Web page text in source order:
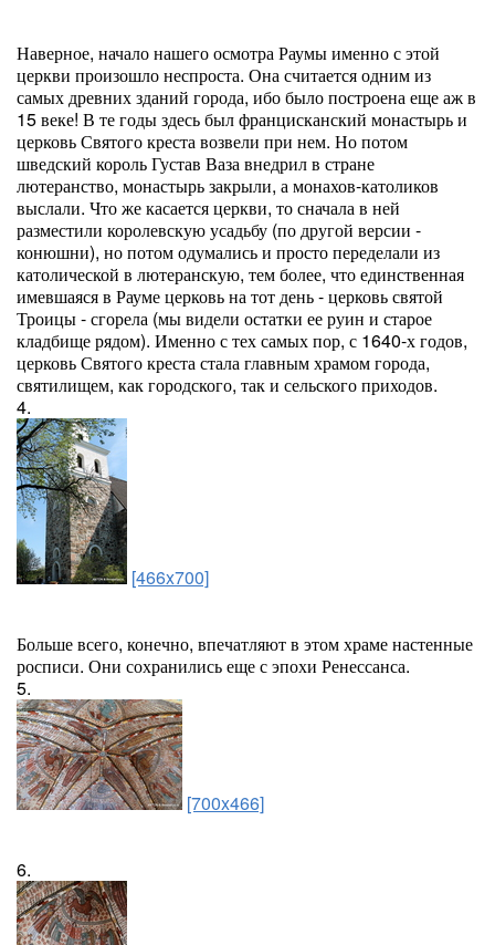
Наверное, начало нашего осмотра Раумы именно с этой
церкви произошло неспроста. Она считается одним из
самых древних зданий города, ибо было построена еще аж в
15 веке! В те годы здесь был францисканский монастырь и
церковь Святого креста возвели при нем. Но потом
шведский король Густав Ваза внедрил в стране
лютеранство, монастырь закрыли, а монахов-католиков
выслали. Что же касается церкви, то сначала в ней
разместили королевскую усадьбу (по другой версии -
конюшни), но потом одумались и просто переделали из
католической в лютеранскую, тем более, что единственная
имевшаяся в Рауме церковь на тот день - церковь святой
Троицы - сгорела (мы видели остатки ее руин и старое
кладбище рядом). Именно с тех самых пор, с 1640-х годов,
церковь Святого креста стала главным храмом города,
святилищем, как городского, так и сельского приходов.
4.
[466x700]
Больше всего, конечно, впечатляют в этом храме настенные
росписи. Они сохранились еще с эпохи Ренессанса.
5.
[700x466]
6.